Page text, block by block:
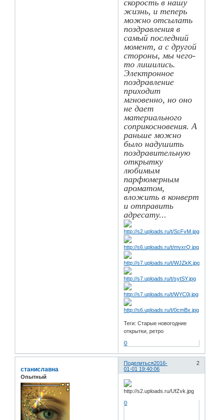
скорость в нашу
жизнь, и теперь
можно отсылать
поздравления в
самый последний
момент, а с другой
стороны, мы чего-
то лишились.
Электронное
поздравление
приходит
мгновенно, но оно
не дает
материального
соприкосновения. А
раньше можно
было надушить
поздравительную
открытку
любимым
парфюмерным
ароматом,
вложить в конверт
и отправить
адресату...
Теги: Старые новогодние
открытки, ретро
0
Поделиться 2
2016-
01-01 19:40:06
станиславна
Опытный
0